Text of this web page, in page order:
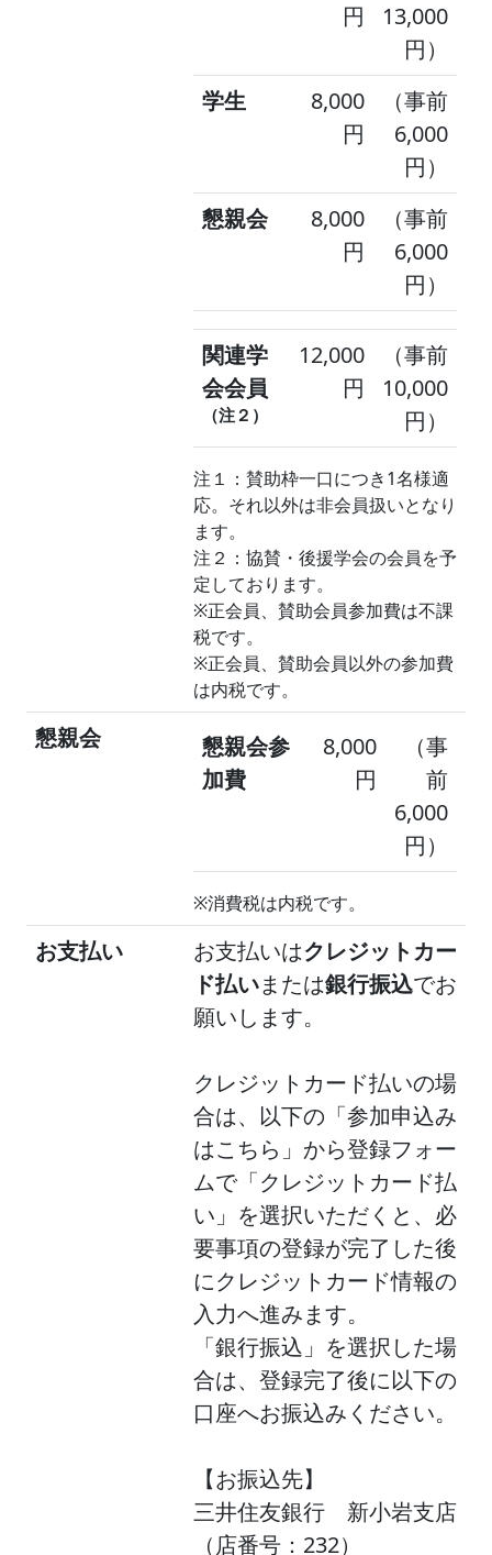
円
13,000
円）
学生
8,000
円
（事前
6,000
円）
懇親会
8,000
円
（事前
6,000
円）
関連学
会会員
（注２）
12,000
円
（事前
10,000
円）
注１：賛助枠一口につき1名様適
応。それ以外は非会員扱いとなり
ます。
注２：協賛・後援学会の会員を予
定しております。
※正会員、賛助会員参加費は不課
税です。
※正会員、賛助会員以外の参加費
は内税です。
懇親会
懇親会参
加費
8,000
円
（事
前
6,000
円）
※消費税は内税です。
お支払い お支払いはクレジットカー
ド払いまたは銀行振込でお
願いします。
クレジットカード払いの場
合は、以下の「参加申込み
はこちら」から登録フォー
ムで「クレジットカード払
い」を選択いただくと、必
要事項の登録が完了した後
にクレジットカード情報の
入力へ進みます。
「銀行振込」を選択した場
合は、登録完了後に以下の
口座へお振込みください。
【お振込先】
三井住友銀行 新小岩支店
（店番号：232）